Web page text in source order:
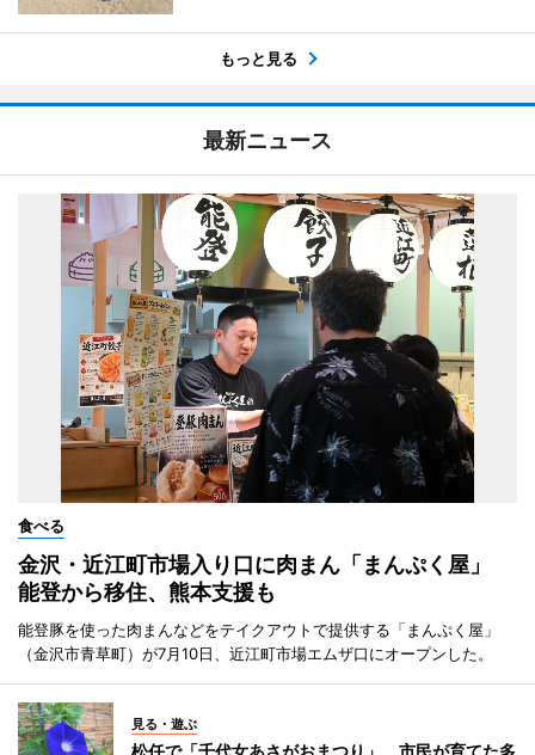
もっと見る
最新ニュース
食べる
金沢・近江町市場入り口に肉まん「まんぷく屋」
能登から移住、熊本支援も
能登豚を使った肉まんなどをテイクアウトで提供する「まんぷく屋」
（金沢市青草町）が7月10日、近江町市場エムザ口にオープンした。
見る・遊ぶ
松任で「千代女あさがおまつり」 市民が育てた多